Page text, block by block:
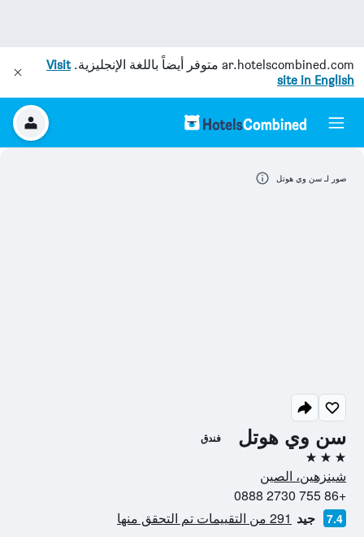
ar.hotelscombined.com متوفر أيضاً باللغة الإنجليزية.Visit
site in English
سن وي هوتل فندق
3 نجوم
شينزهين، الصين
+86 755 2730 0888
7.4 جيد 291 من التقييمات تم التحقق منها
صور لـ سن وي هوتل